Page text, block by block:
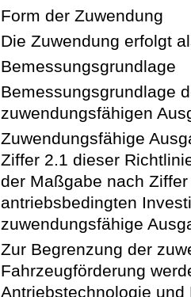
Form der Zuwendung
Die Zuwendung erfolgt
Bemessungsgrundlage
Bemessungsgrundlage
zuwendungsfähigen
Zuwendungsfähige
Ziffer 2.1 dieser
der Maßgabe nach
antriebsbedingten
zuwendungsfähige
Zur Begrenzung der
Fahrzeugförderung
Antriebstechnologie